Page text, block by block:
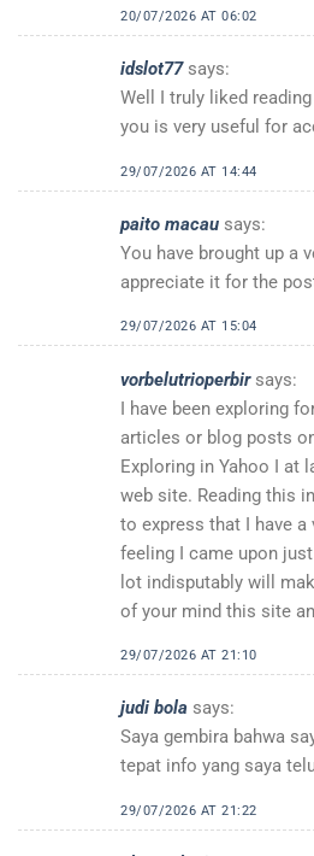
20/07/2026 AT 06:02
idslot77 says:
Well I truly liked
you is very useful for
29/07/2026 AT 14:44
paito macau says:
You have brought up a
appreciate it for the
29/07/2026 AT 15:04
vorbelutrioperbir says:
I have been exploring
articles or blog posts
Exploring in Yahoo I at
web site. Reading this
to express that I have
feeling I came upon
lot indisputably will
of your mind this site
29/07/2026 AT 21:10
judi bola says:
Saya gembira bahwa
tepat info yang saya
29/07/2026 AT 21:22